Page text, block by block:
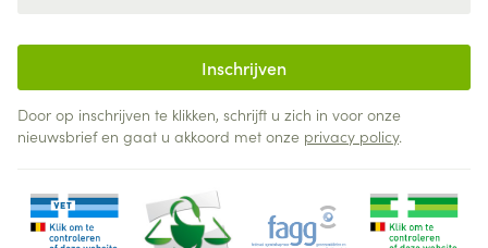
Inschrijven
Door op inschrijven te klikken, schrijft u zich in voor onze
nieuwsbrief en gaat u akkoord met onze privacy policy.